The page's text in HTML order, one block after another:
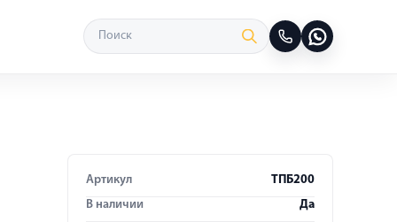
Артикул
ТПБ200
В наличии
Да